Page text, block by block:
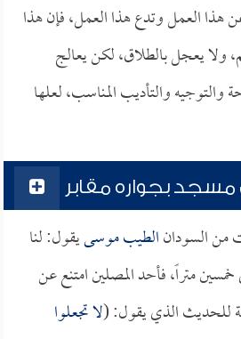
العمل وتدع هذا العمل، فإن هذا
ولا يعجل بالطلاق، لكن يعالج
والتوجيه والتأديب المناسب، لعلها
بجواره مقابر
من السودانالطيب موسىيقول: لنا
متراً، فأحد المصلين امتنع عن
للحديث الذي يقول: (لا تجعلوا